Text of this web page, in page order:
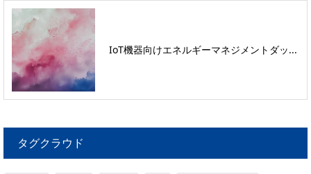
IoT機器向けエネルギーマネジメントダッ...
タグクラウド